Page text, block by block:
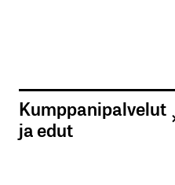
Kumppanipalvelut
ja edut